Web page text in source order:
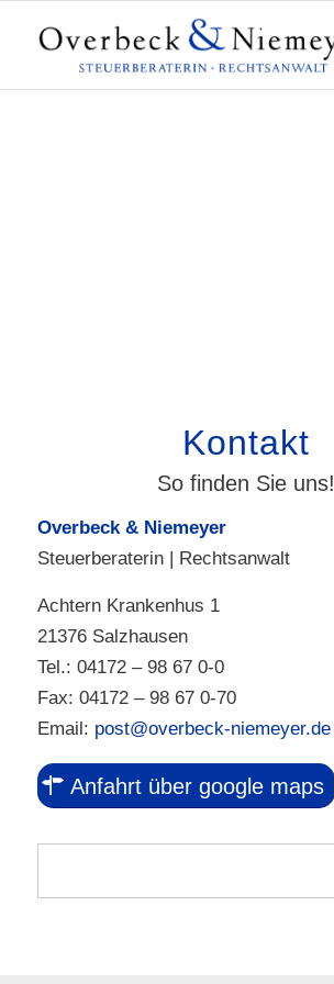
Kontakt
So finden Sie uns!
Overbeck & Niemeyer
Steuerberaterin | Rechtsanwalt
Achtern Krankenhus 1
21376 Salzhausen
Tel.: 04172 – 98 67 0-0
Fax: 04172 – 98 67 0-70
Email: post@overbeck-niemeyer.de
Anfahrt über google maps